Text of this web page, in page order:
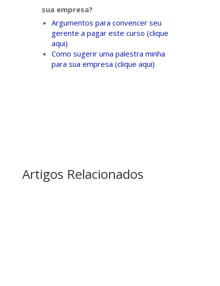
sua empresa?
Argumentos para convencer seu
gerente a pagar este curso (clique
aqui)
Como sugerir uma palestra minha
para sua empresa (clique aqui)
Artigos Relacionados